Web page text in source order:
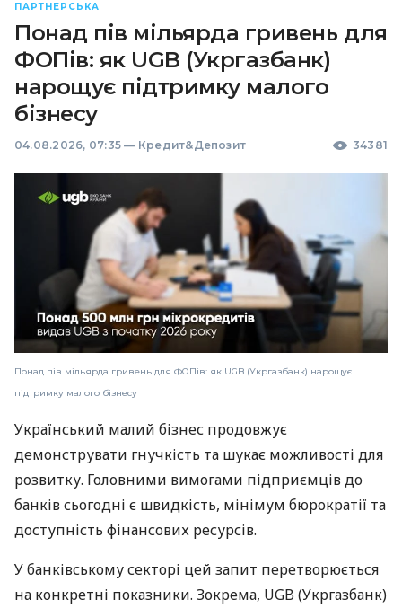
ПАРТНЕРСЬКА
Понад пів мільярда гривень для
ФОПів: як UGB (Укргазбанк)
нарощує підтримку малого
бізнесу
04.08.2026, 07:35 — Кредит&Депозит 34381
Понад пів мільярда гривень для ФОПів: як UGB (Укргазбанк) нарощує
підтримку малого бізнесу
Український малий бізнес продовжує
демонструвати гнучкість та шукає можливості для
розвитку. Головними вимогами підприємців до
банків сьогодні є швидкість, мінімум бюрократії та
доступність фінансових ресурсів.
У банківському секторі цей запит перетворюється
на конкретні показники. Зокрема, UGB (Укргазбанк)